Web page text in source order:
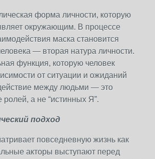
форма личности, которую
окружающим. В процессе
маска становится
— вторая натура личности.
функция, которую человек
от ситуации и ожиданий
между людьми — это
ролей, а не “истинных Я”.
подход
повседневную жизнь как
акторы выступают перед